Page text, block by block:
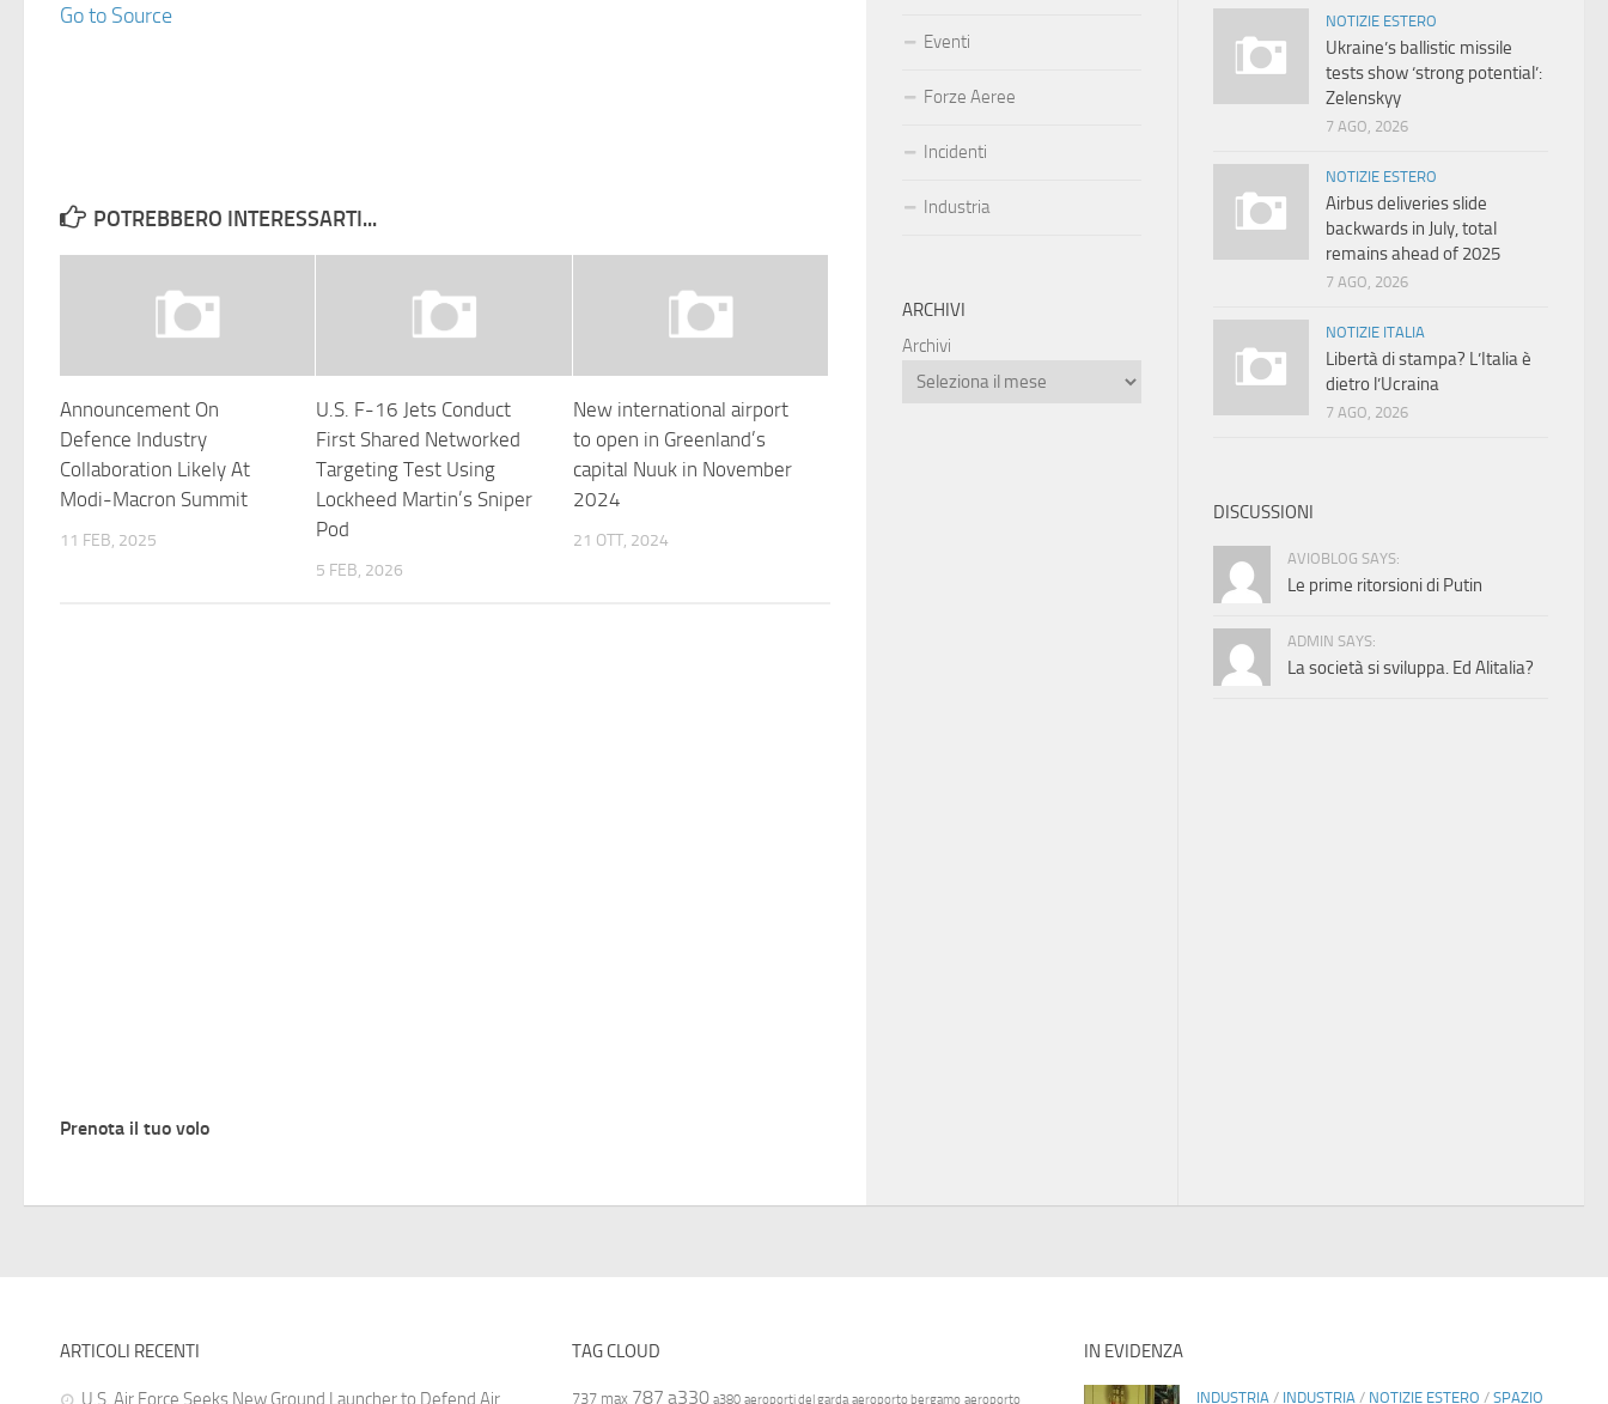
Go to Source
POTREBBERO INTERESSARTI...
Announcement On
Defence Industry
Collaboration Likely At
Modi-Macron Summit
11 FEB, 2025
U.S. F-16 Jets Conduct
First Shared Networked
Targeting Test Using
Lockheed Martin’s Sniper
Pod
5 FEB, 2026
New international airport
to open in Greenland’s
capital Nuuk in November
2024
21 OTT, 2024
Prenota il tuo volo
NOTIZIE ESTERO
Ukraine’s ballistic missile
tests show ‘strong potential’:
Zelenskyy
7 AGO, 2026
NOTIZIE ESTERO
Airbus deliveries slide
backwards in July, total
remains ahead of 2025
7 AGO, 2026
NOTIZIE ITALIA
Libertà di stampa? L’Italia è
dietro l’Ucraina
7 AGO, 2026
DISCUSSIONI
AVIOBLOG SAYS:
Le prime ritorsioni di Putin
ADMIN SAYS:
La società si sviluppa. Ed Alitalia?
Eventi
Forze Aeree
Incidenti
Industria
ARCHIVI
Archivi
ARTICOLI RECENTI
U.S. Air Force Seeks New Ground Launcher to Defend Air
TAG CLOUD
737 max 787 a330 a380 aeroporti del garda aeroporto bergamo aeroporto
IN EVIDENZA
INDUSTRIA/ INDUSTRIA/ NOTIZIE ESTERO / SPAZIO